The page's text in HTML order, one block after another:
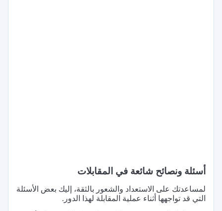
أسئلة ونصائح شائعة في المقابلات
لمساعدتك على الاستعداد والشعور بالثقة، إليك بعض الأسئلة
التي قد تواجهها أثناء عملية المقابلة لهذا الدور.